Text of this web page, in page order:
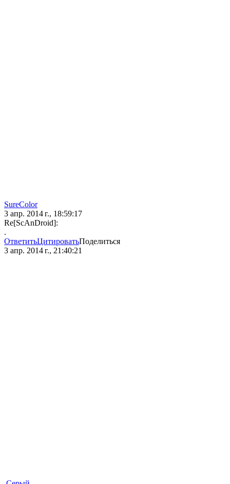
SureColor
3 апр. 2014 г., 18:59:17
Re[ScAnDroid]:
.
ОтветитьЦитироватьПоделиться
3 апр. 2014 г., 21:40:21